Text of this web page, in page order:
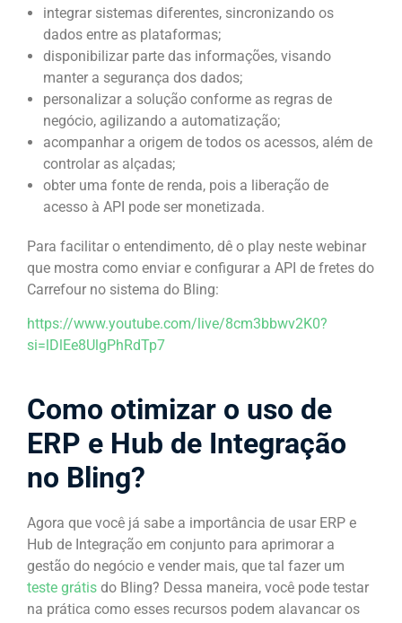
integrar sistemas diferentes, sincronizando os
dados entre as plataformas;
disponibilizar parte das informações, visando
manter a segurança dos dados;
personalizar a solução conforme as regras de
negócio, agilizando a automatização;
acompanhar a origem de todos os acessos, além de
controlar as alçadas;
obter uma fonte de renda, pois a liberação de
acesso à API pode ser monetizada.
Para facilitar o entendimento, dê o play neste webinar
que mostra como enviar e configurar a API de fretes do
Carrefour no sistema do Bling:
https://www.youtube.com/live/8cm3bbwv2K0?
si=lDlEe8UlgPhRdTp7
Como otimizar o uso de
ERP e Hub de Integração
no Bling?
Agora que você já sabe a importância de usar ERP e
Hub de Integração em conjunto para aprimorar a
gestão do negócio e vender mais, que tal fazer um
teste grátis do Bling? Dessa maneira, você pode testar
na prática como esses recursos podem alavancar os